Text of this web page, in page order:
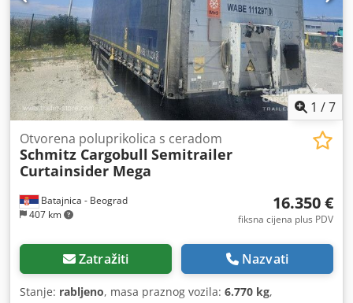
1 /7
Batajnica - Beograd
407 km
Otvorena poluprikolica s ceradom
Schmitz Cargobull Semitrailer
Curtainsider Mega
16.350 €
fiksna cijena plus PDV
Zatražiti Nazvati
Stanje: rabljeno, masa praznog vozila: 6.770 kg,